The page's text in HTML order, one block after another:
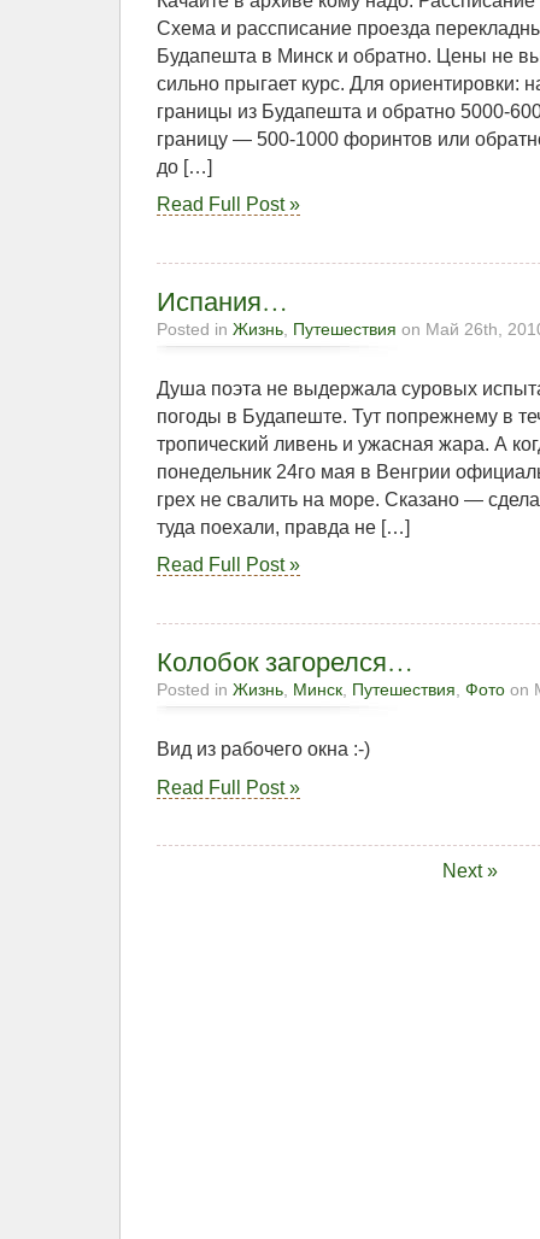
Схема и рассписание проезда
Будапешта в Минск и обратно. Цены не
сильно прыгает курс. Для ориентировки:
границы из Будапешта и обратно 5000-
границу — 500-1000 форинтов или
до […]
Read Full Post »
Испания…
Posted in Жизнь Путешествия on Май 26th,
Душа поэта не выдержала суровых
погоды в Будапеште. Тут попрежнему в
тропический ливень и ужасная жара. А
понедельник 24го мая в Венгрии
грех не свалить на море. Сказано —
туда поехали, правда не […]
Read Full Post »
Колобок загорелся…
Posted in Жизнь Минск Путешествия Фото on
Вид из рабочего окна :-)
Read Full Post »
Next »